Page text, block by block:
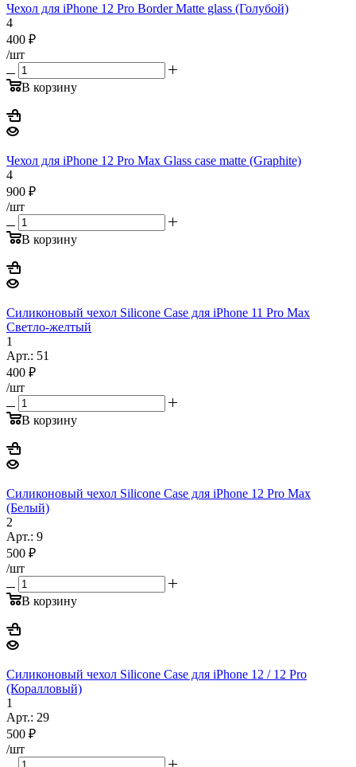
Чехол для iPhone 12 Pro Border Matte glass (Голубой)
4
400 ₽
/шт
В корзину
Чехол для iPhone 12 Pro Max Glass case matte (Graphite)
4
900 ₽
/шт
В корзину
Силиконовый чехол Silicone Case для iPhone 11 Pro Max
Светло-желтый
1
Арт.: 51
400 ₽
/шт
В корзину
Силиконовый чехол Silicone Case для iPhone 12 Pro Max
(Белый)
2
Арт.: 9
500 ₽
/шт
В корзину
Силиконовый чехол Silicone Case для iPhone 12 / 12 Pro
(Коралловый)
1
Арт.: 29
500 ₽
/шт